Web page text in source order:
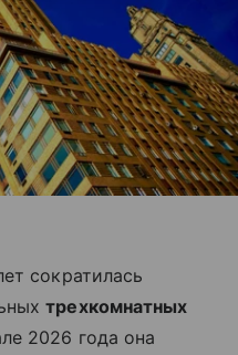
сократилась
трехкомнатных
2026 года она